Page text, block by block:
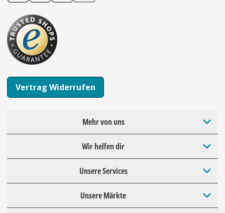
Vertrag Widerrufen
Mehr von uns
Wir helfen dir
Unsere Services
Unsere Märkte